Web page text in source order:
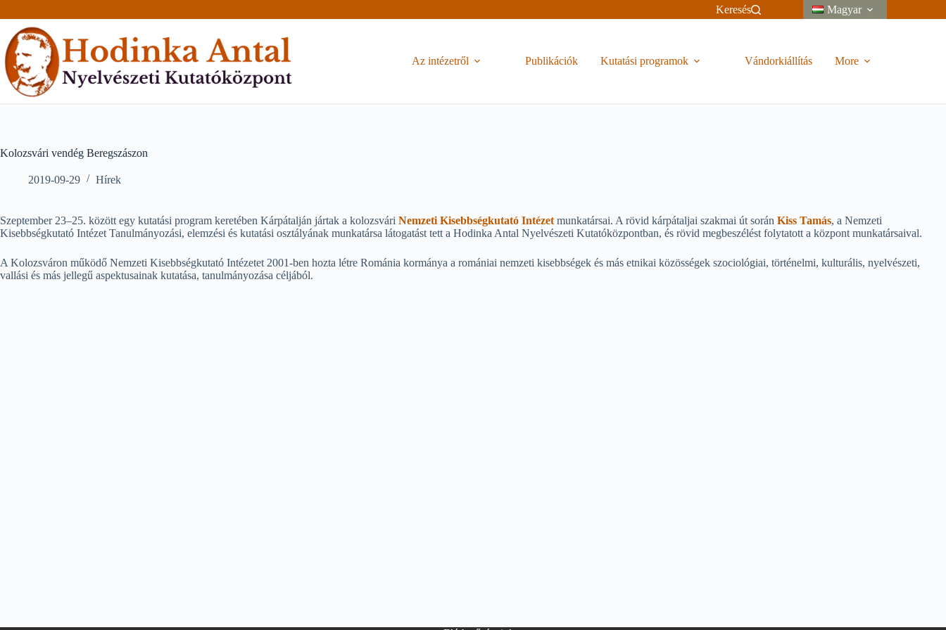
to
content
Keresés Magyar
Az intézetről Publikációk Kutatási programok Vándorkiállítás More
Kolozsvári vendég Beregszászon
2019-09-29 Hírek
Szeptember 23–25. között egy kutatási program keretében Kárpátalján jártak a kolozsvári Nemzeti Kisebbségkutató Intézet munkatársai. A rövid kárpátaljai szakmai út során Kiss Tamás, a Nemzeti
Kisebbségkutató Intézet Tanulmányozási, elemzési és kutatási osztályának munkatársa látogatást tett a Hodinka Antal Nyelvészeti Kutatóközpontban, és rövid megbeszélést folytatott a központ munkatársaival.
A Kolozsváron működő Nemzeti Kisebbségkutató Intézetet 2001-ben hozta létre Románia kormánya a romániai nemzeti kisebbségek és más etnikai közösségek szociológiai, történelmi, kulturális, nyelvészeti,
vallási és más jellegű aspektusainak kutatása, tanulmányozása céljából.